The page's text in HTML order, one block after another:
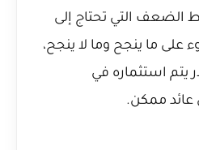
الضعف التي تحتاج إلى
ما ينجح وما لا ينجح،
يتم استثماره في
ممكن.